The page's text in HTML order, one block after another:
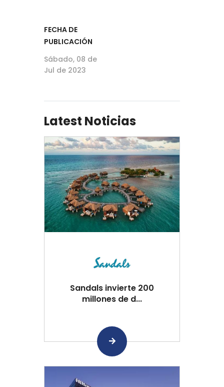
FECHA DE
PUBLICACIÓN
Sábado, 08 de
Jul de 2023
Latest Noticias
Sandals invierte 200
millones de d...